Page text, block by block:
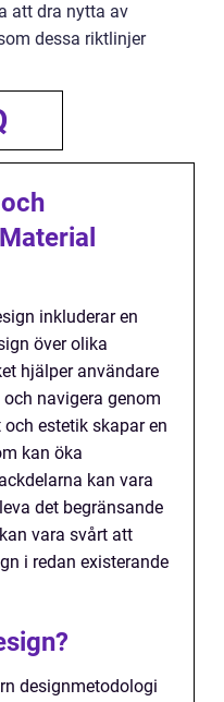
att dra nytta av
dessa riktlinjer
inkluderar en
över olika
hjälper användare
navigera genom
estetik skapar en
kan öka
kan vara
det begränsande
vara svårt att
i redan existerande
designmetodologi